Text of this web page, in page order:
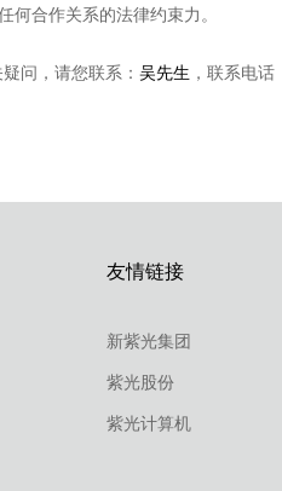
合作关系的法律约束力。
问，请您联系： 吴先生 ，联系电话
友情链接
新紫光集团
紫光股份
紫光计算机